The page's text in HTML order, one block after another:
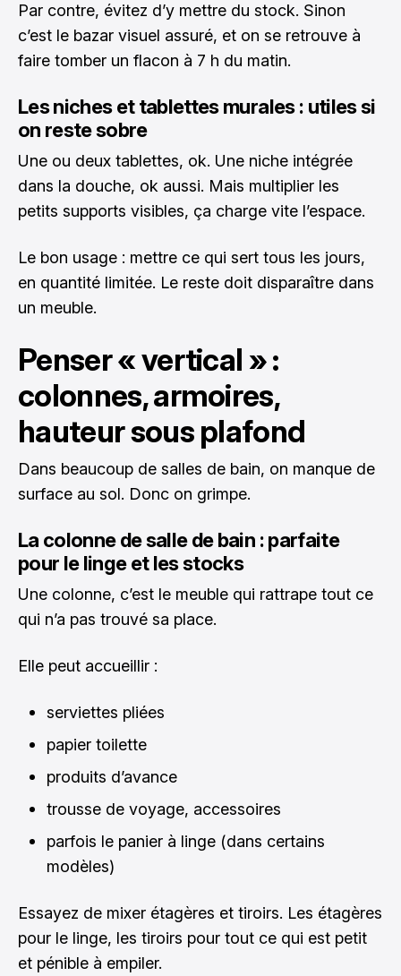
Par contre, évitez d’y mettre du stock. Sinon
c’est le bazar visuel assuré, et on se retrouve à
faire tomber un flacon à 7 h du matin.
Les niches et tablettes murales : utiles si
on reste sobre
Une ou deux tablettes, ok. Une niche intégrée
dans la douche, ok aussi. Mais multiplier les
petits supports visibles, ça charge vite l’espace.
Le bon usage : mettre ce qui sert tous les jours,
en quantité limitée. Le reste doit disparaître dans
un meuble.
Penser « vertical » :
colonnes, armoires,
hauteur sous plafond
Dans beaucoup de salles de bain, on manque de
surface au sol. Donc on grimpe.
La colonne de salle de bain : parfaite
pour le linge et les stocks
Une colonne, c’est le meuble qui rattrape tout ce
qui n’a pas trouvé sa place.
Elle peut accueillir :
serviettes pliées
papier toilette
produits d’avance
trousse de voyage, accessoires
parfois le panier à linge (dans certains
modèles)
Essayez de mixer étagères et tiroirs. Les étagères
pour le linge, les tiroirs pour tout ce qui est petit
et pénible à empiler.